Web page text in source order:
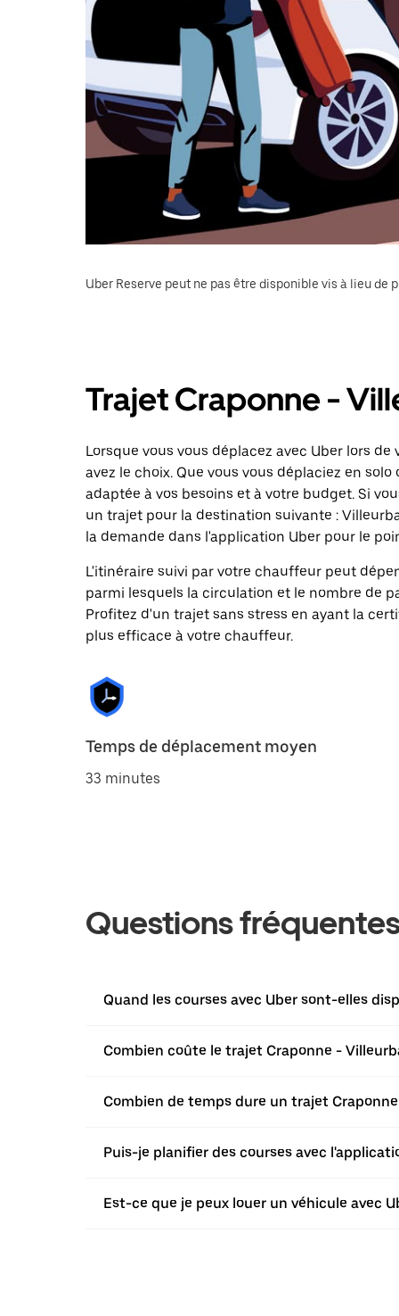
Uber Reserve peut ne pas être disponible vis à lieu de
Trajet Craponne -
Lorsque vous vous déplacez avec Uber lors
avez le choix. Que vous vous déplaciez en
adaptée à vos besoins et à votre budget. Si
un trajet pour la destination suivante :
la demande dans l'application Uber pour le
L'itinéraire suivi par votre chauffeur peut
parmi lesquels la circulation et le nombre de
Profitez d'un trajet sans stress en ayant la
plus efficace à votre chauffeur.
Temps de déplacement moyen
33 minutes
Questions
Quand les courses avec Uber sont-elles
Combien coûte le trajet Craponne -
Combien de temps dure un trajet
Puis-je planifier des courses avec
Est-ce que je peux louer un véhicule avec